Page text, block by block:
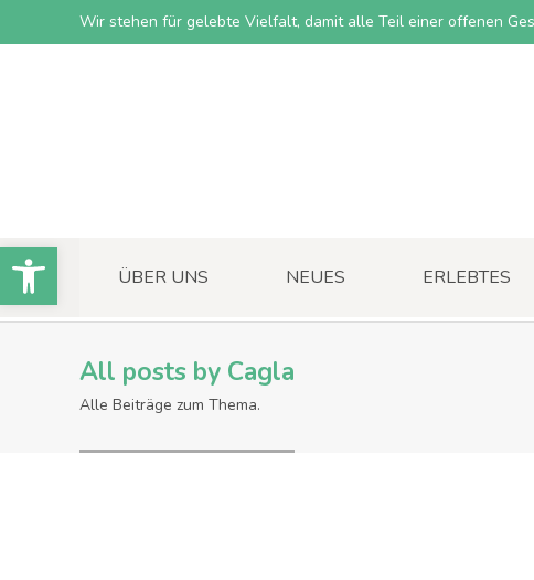
Wir stehen für gelebte Vielfalt, damit alle Teil einer offenen
ÜBER UNS NEUES ERLEBTES
All posts by Cagla
Alle Beiträge zum Thema.
Open toolbar